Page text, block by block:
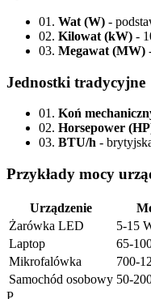
01. Wat (W) -
02. Kilowat (kW) -
03. Megawat (MW)
Jednostki tradycyjne
01. Koń
02. Horsepower
03. BTU/h -
Przykłady mocy
Urządzenie
Żarówka LED
5-15
Laptop
65-
Mikrofalówka
700-
Samochód osobowy 50-
P